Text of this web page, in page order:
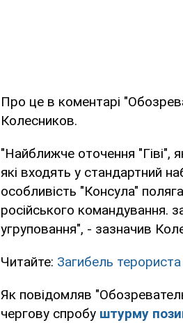
Про це в коментарі
Колесников.
"Найближче оточення "Гіві",
які входять у стандартний
особливість "Консула"
російського командування.
угруповання", - зазначив
Читайте: Загибель терориста
Як повідомляв
чергову спробу штурму